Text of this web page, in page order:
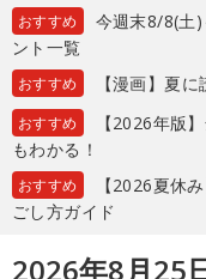
おすすめ
今週末8/8(土
ント一覧
おすすめ 【漫画】夏
おすすめ
【2026年版
もわかる！
おすすめ
【2026夏休
ごし方ガイド
2026年8月25